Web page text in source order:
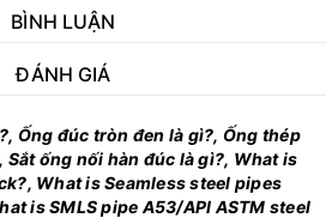
BÌNH LUẬN
ĐÁNH GIÁ
Ống đúc tròn đen là gì?, Ống thép
ống nối hàn đúc là gì?, What is
What is Seamless steel pipes
is SMLS pipe A53/API ASTM steel